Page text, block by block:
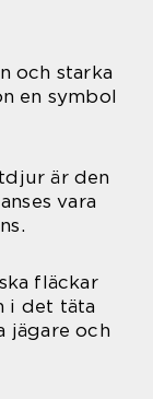
och starka
en symbol
är den
vara
fläckar
i det täta
jägare och